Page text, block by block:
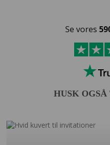
Se vores
HUSK